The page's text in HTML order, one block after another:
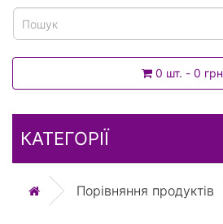
0 шт. - 0 грн
КАТЕГОРІЇ
Порівняння продуктів